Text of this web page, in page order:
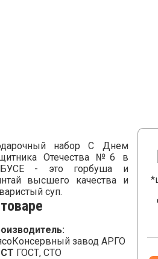
набор С Днем
Отечества №6 в
- это горбуша и
высшего качества и
суп.
завод АРГО
ГОСТ, СТО